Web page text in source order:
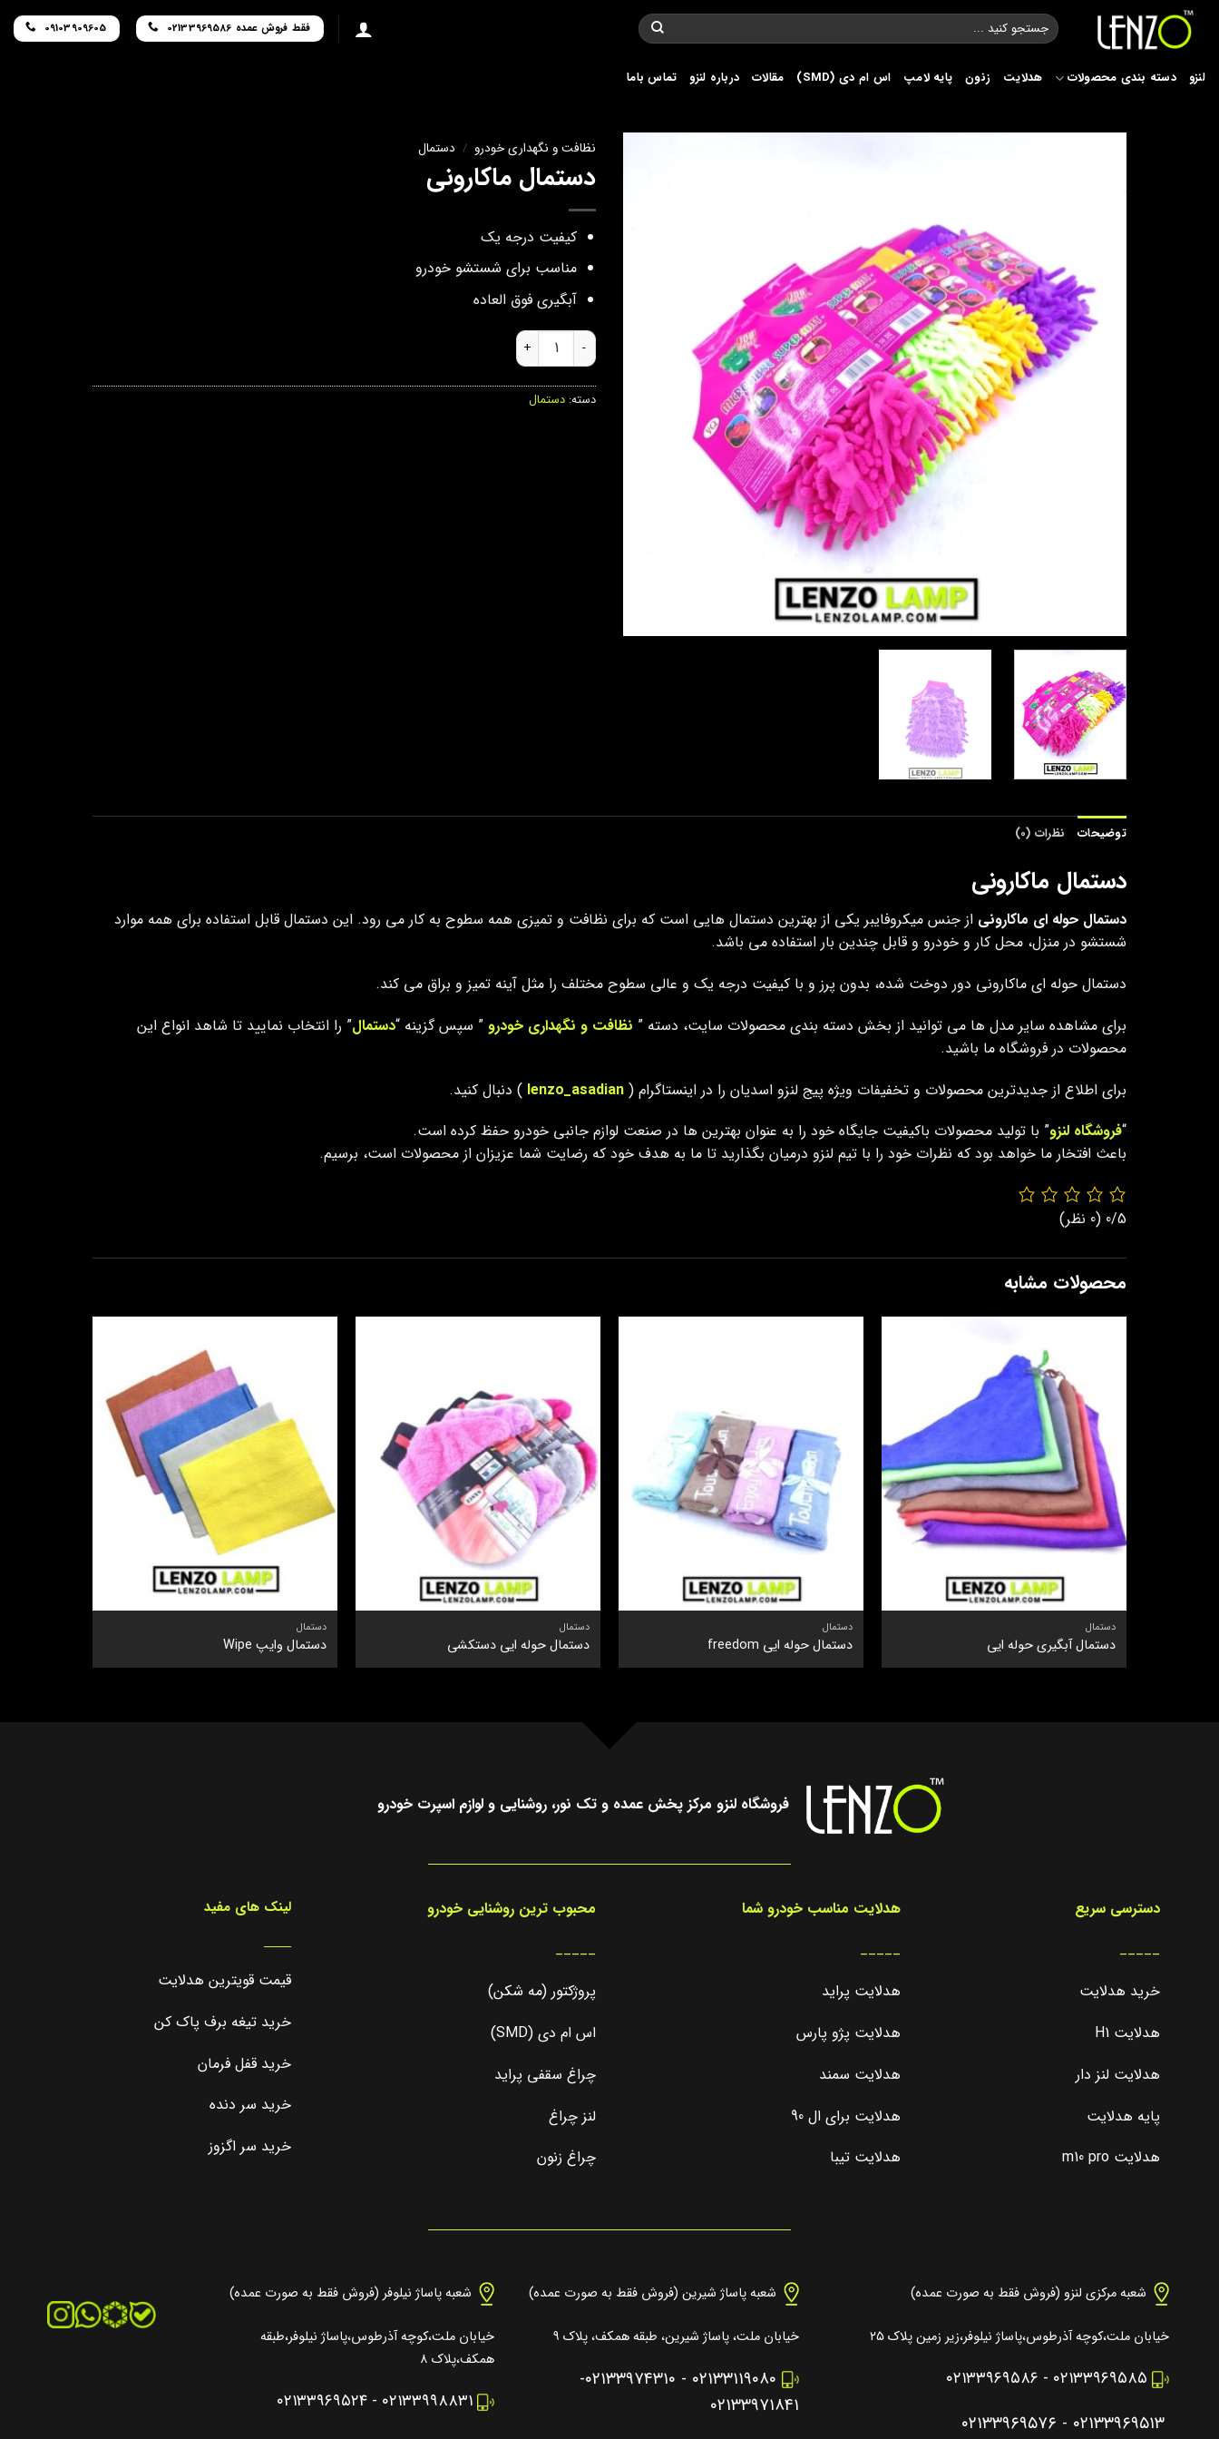
Skip
content
جستجو
برای:
فقط فروش عمده 02133969586 09103909605
لنزو دسته بندی محصولات هدلایت زنون پایه لامپ اس ام دی (SMD) مقالات درباره لنزو تماس باما
نظافت و نگهداری خودرو / دستمال
دستمال ماکارونی
کیفیت درجه یک
مناسب برای شستشو خودرو
آبگیری فوق العاده
دستمال ماکارونی عدد
دسته: دستمال
توضیحات نظرات (0)
دستمال ماکارونی
دستمال حوله ای ماکارونی از جنس میکروفایبر یکی از بهترین دستمال هایی است که برای نظافت و تمیزی همه سطوح به کار می رود. این دستمال قابل استفاده برای همه موارد
شستشو در منزل، محل کار و خودرو و قابل چندین بار استفاده می باشد.
دستمال حوله ای ماکارونی دور دوخت شده، بدون پرز و با کیفیت درجه یک و عالی سطوح مختلف را مثل آینه تمیز و براق می کند.
برای مشاهده سایر مدل ها می توانید از بخش دسته بندی محصولات سایت، دسته ” نظافت و نگهداری خودرو ” سپس گزینه “دستمال” را انتخاب نمایید تا شاهد انواع این
محصولات در فروشگاه ما باشید.
برای اطلاع از جدیدترین محصولات و تخفیفات ویژه پیج لنزو اسدیان را در اینستاگرام ( lenzo_asadian ) دنبال کنید.
“فروشگاه لنزو” با تولید محصولات باکیفیت جایگاه خود را به عنوان بهترین ها در صنعت لوازم جانبی خودرو حفظ کرده است.
باعث افتخار ما خواهد بود که نظرات خود را با تیم لنزو درمیان بگذارید تا ما به هدف خود که رضایت شما عزیزان از محصولات است، برسیم.
0/5 (0 نظر)
محصولات مشابه
دستمال
دستمال آبگیری حوله ایی
دستمال
دستمال حوله ایی freedom
دستمال
دستمال حوله ایی دستکشی
دستمال
دستمال وایپ Wipe
فروشگاه لنزو مرکز پخش عمده و تک نور، روشنایی و لوازم اسپرت خودرو
دسترسی سریع
_____
خرید هدلایت
هدلایت H1
هدلایت لنز دار
پایه هدلایت
هدلایت m10 pro
هدلایت مناسب خودرو شما
_____
هدلایت پراید
هدلایت پژو پارس
هدلایت سمند
هدلایت برای ال 90
هدلایت تیبا
محبوب ترین روشنایی خودرو
_____
پروژکتور (مه شکن)
اس ام دی (SMD)
چراغ سقفی پراید
لنز چراغ
چراغ زنون
لینک های مفید
_____
قیمت قویترین هدلایت
خرید تیغه برف پاک کن
خرید قفل فرمان
خرید سر دنده
خرید سر اگزوز
شعبه مرکزی لنزو (فروش فقط به صورت عمده)
خیابان ملت،کوچه آذرطوس،پاساژ نیلوفر،زیر زمین پلاک ۲۵
۰۲۱۳۳۹۶۹۵۸۵ - ۰۲۱۳۳۹۶۹۵۸۶
۰۲۱۳۳۹۶۹۵۱۳ - ۰۲۱۳۳۹۶۹۵۷۶
شعبه پاساژ شیرین (فروش فقط به صورت عمده)
خیابان ملت، پاساژ شیرین، طبقه همکف، پلاک ۹
۰۲۱۳۳۱۱۹۰۸۰ - ۰۲۱۳۳۹۷۴۳۱۰-
۰۲۱۳۳۹۷۱۸۴۱
شعبه پاساژ نیلوفر (فروش فقط به صورت عمده)
خیابان ملت،کوچه آذرطوس،پاساژ نیلوفر،طبقه
همکف،پلاک ۸
۰۲۱۳۳۹۹۸۸۳۱ - ۰۲۱۳۳۹۶۹۵۲۴